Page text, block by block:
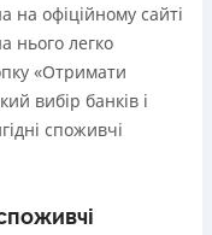
при
відповідному
управління
центром)
офіційному сайті
нього легко
«Отримати
вибір банків і
споживчі